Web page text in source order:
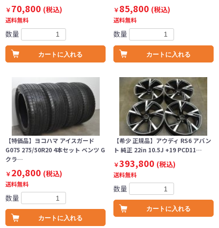
￥70,800 (税込)
送料無料
数量
カートに入れる
￥85,800 (税込)
送料無料
数量
カートに入れる
【特価品】ヨコハマ アイスガード
G075 275/50R20 4本セット ベンツ G
クラ…
￥20,800 (税込)
送料無料
数量
カートに入れる
【希少 正規品】アウディ RS6 アバン
ト 純正 22in 10.5J +19 PCD11…
￥393,800 (税込)
送料無料
数量
カートに入れる